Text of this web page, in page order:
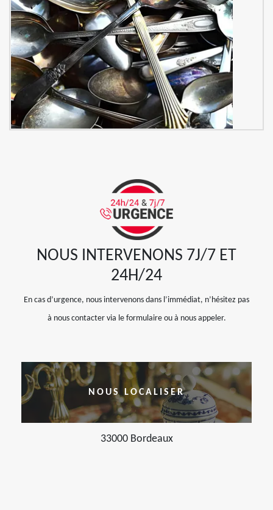
NOUS INTERVENONS 7J/7 ET
24H/24
En cas d’urgence, nous intervenons dans l’immédiat, n’hésitez pas
à nous contacter via le formulaire ou à nous appeler.
NOUS LOCALISER
33000 Bordeaux